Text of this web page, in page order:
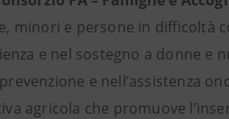
minori e persone in difficoltà
e nel sostegno a donne e
e nell’assistenza
agricola che promuove